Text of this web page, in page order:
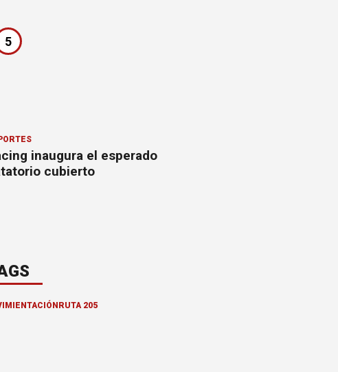
5
inaugura el esperado
cubierto
RUTA 205